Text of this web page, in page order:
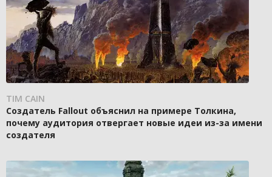
TIM CAIN
Создатель Fallout объяснил на примере Толкина,
почему аудитория отвергает новые идеи из-за имени
создателя